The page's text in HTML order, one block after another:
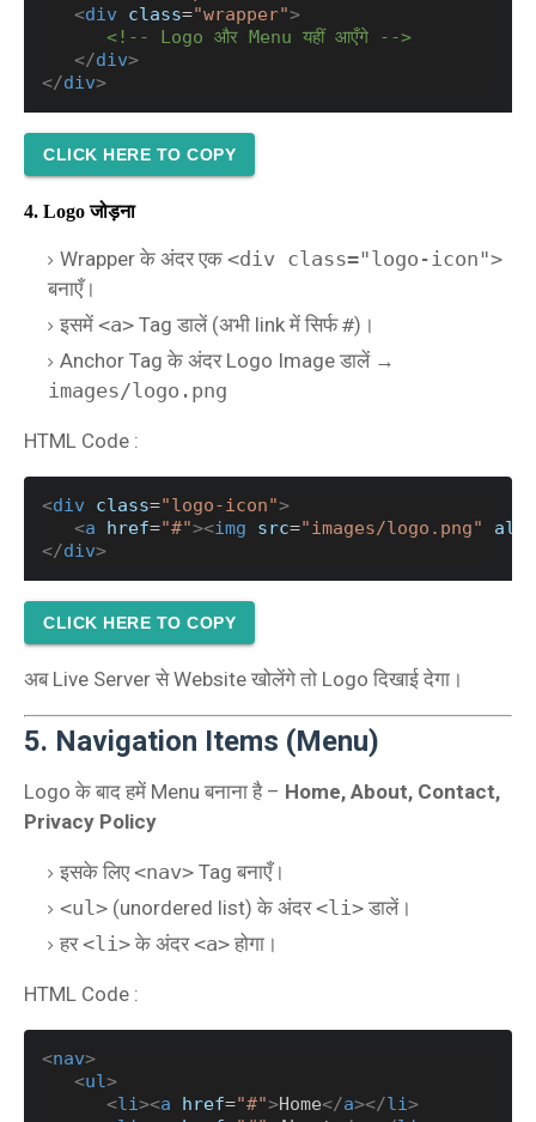
<div class="wrapper">
<!-- Logo और Menu यहीं आएँगे -->
</div>
</div>
CLICK HERE TO COPY
4. Logo जोड़ना
Wrapper के अंदर एक <div class="logo-icon">
बनाएँ।
इसमें <a> Tag डालें (अभी link में सिर्फ#)।
Anchor Tag के अंदर Logo Image डालें →
images/logo.png
HTML Code :
<div class="logo-icon">
<a href="#"><img src="images/logo.png" alt
</div>
CLICK HERE TO COPY
अब Live Server से Website खोलेंगे तो Logo दिखाई देगा।
5. Navigation Items (Menu)
Logo के बाद हमें Menu बनाना है – Home, About, Contact,
Privacy Policy
इसके लिए<nav> Tag बनाएँ।
<ul> (unordered list) के अंदर<li> डालें।
हर<li> के अंदर<a> होगा।
HTML Code :
<nav>
<ul>
<li><a href="#">Home</a></li>